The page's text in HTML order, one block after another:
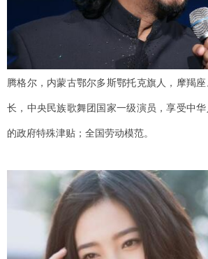
腾格尔，内蒙古鄂尔多斯鄂托克旗人，摩羯
长，中央民族歌舞团国家一级演员，享受中
的政府特殊津贴；全国劳动模范。